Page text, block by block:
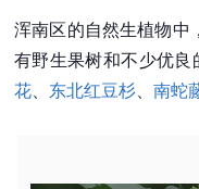
浑南区的自然生植物中
有野生果树和不少优
花、 东北红豆杉、 南蛇